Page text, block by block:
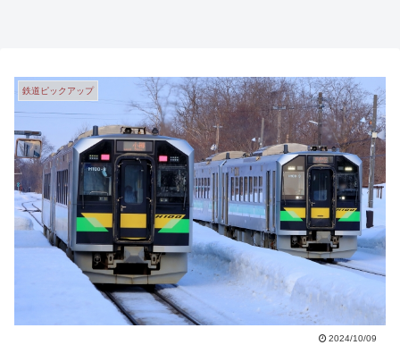
鉄道ピックアップ
2024/10/09